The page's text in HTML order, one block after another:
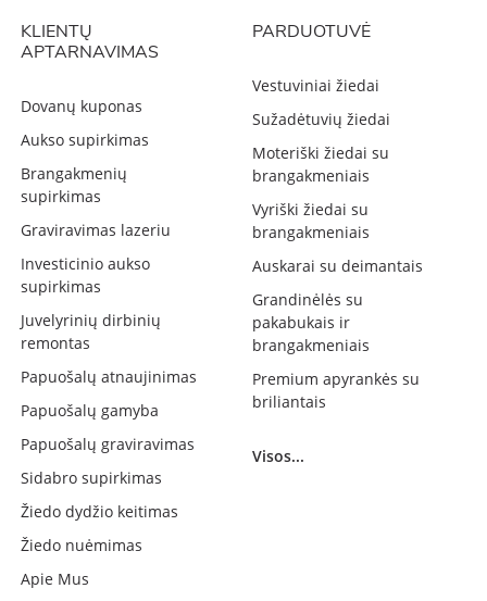
KLIENTŲ
APTARNAVIMAS
Dovanų kuponas
Aukso supirkimas
Brangakmenių
supirkimas
Graviravimas lazeriu
Investicinio aukso
supirkimas
Juvelyrinių dirbinių
remontas
Papuošalų atnaujinimas
Papuošalų gamyba
Papuošalų graviravimas
Sidabro supirkimas
Žiedo dydžio keitimas
Žiedo nuėmimas
Apie Mus
PARDUOTUVĖ
Vestuviniai žiedai
Sužadėtuvių žiedai
Moteriški žiedai su
brangakmeniais
Vyriški žiedai su
brangakmeniais
Auskarai su deimantais
Grandinėlės su
pakabukais ir
brangakmeniais
Premium apyrankės su
briliantais
Visos...